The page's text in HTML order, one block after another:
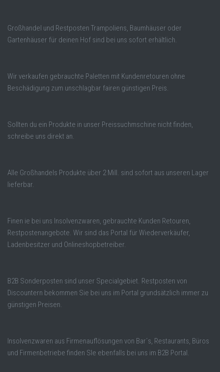
Großhandel und Restposten Trampoliens, Baumhäuser oder
Gartenhäuser für deinen Hof sind bei uns sofort erhältlich.
Wir verkaufen gebrauchte Paletten mit Kundenretouren ohne
Beschädigung zum unschlagbar fairen günstigen Preis.
Sollten du ein Produkte in unser Preissuchmschine nicht finden,
schreibe uns direkt an.
Alle Großhandels Produkte über 2 Mill. sind sofort aus unseren Lager
lieferbar.
Finen ie bei uns Insolvenzwaren, gebrauchte Kunden Retouren,
Restpostenangebote. Wir sind das Portal für Wiederverkäufer,
Ladenbesitzer und Onlineshopbetreiber.
B2B Sonderposten sind unser Specialgebiet. Restposten von
Discountern bekommen Sie bei uns im Portal grundsätzlich immer zu
günstigen Preisen.
Insolvenzwaren aus Firmenauflösungen von Bar´s, Restaurants, Büros
und Firmenbetriebe finden SIe ebenfalls bei uns im B2B Portal.